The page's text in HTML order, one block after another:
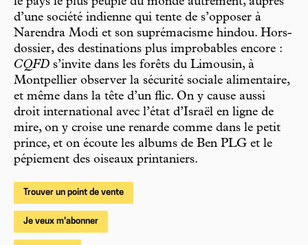
d’une société indienne qui tente de s’opposer à
Narendra Modi et son suprémacisme hindou. Hors-
dossier, des destinations plus improbables encore :
CQFD s’invite dans les forêts du Limousin, à
Montpellier observer la sécurité sociale alimentaire,
et même dans la tête d’un flic. On y cause aussi
droit international avec l’état d’Israël en ligne de
mire, on y croise une renarde comme dans le petit
prince, et on écoute les albums de Ben PLG et le
pépiement des oiseaux printaniers.
Trouver un point de vente
Je veux m'abonner